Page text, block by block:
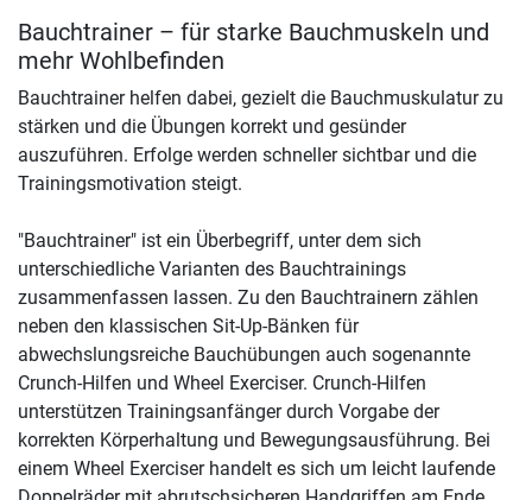
Bauchtrainer – für starke Bauchmuskeln und
mehr Wohlbefinden
Bauchtrainer helfen dabei, gezielt die Bauchmuskulatur zu
stärken und die Übungen korrekt und gesünder
auszuführen. Erfolge werden schneller sichtbar und die
Trainingsmotivation steigt.
"Bauchtrainer" ist ein Überbegriff, unter dem sich
unterschiedliche Varianten des Bauchtrainings
zusammenfassen lassen. Zu den Bauchtrainern zählen
neben den klassischen Sit-Up-Bänken für
abwechslungsreiche Bauchübungen auch sogenannte
Crunch-Hilfen und Wheel Exerciser. Crunch-Hilfen
unterstützen Trainingsanfänger durch Vorgabe der
korrekten Körperhaltung und Bewegungsausführung. Bei
einem Wheel Exerciser handelt es sich um leicht laufende